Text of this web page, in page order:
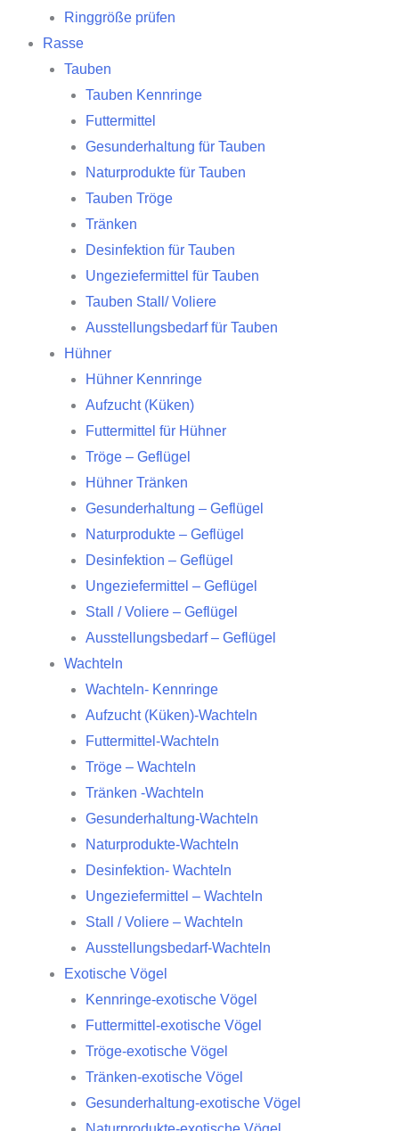
Ringgröße prüfen
Rasse
Tauben
Tauben Kennringe
Futtermittel
Gesunderhaltung für Tauben
Naturprodukte für Tauben
Tauben Tröge
Tränken
Desinfektion für Tauben
Ungeziefermittel für Tauben
Tauben Stall/ Voliere
Ausstellungsbedarf für Tauben
Hühner
Hühner Kennringe
Aufzucht (Küken)
Futtermittel für Hühner
Tröge – Geflügel
Hühner Tränken
Gesunderhaltung – Geflügel
Naturprodukte – Geflügel
Desinfektion – Geflügel
Ungeziefermittel – Geflügel
Stall / Voliere – Geflügel
Ausstellungsbedarf – Geflügel
Wachteln
Wachteln- Kennringe
Aufzucht (Küken)-Wachteln
Futtermittel-Wachteln
Tröge – Wachteln
Tränken -Wachteln
Gesunderhaltung-Wachteln
Naturprodukte-Wachteln
Desinfektion- Wachteln
Ungeziefermittel – Wachteln
Stall / Voliere – Wachteln
Ausstellungsbedarf-Wachteln
Exotische Vögel
Kennringe-exotische Vögel
Futtermittel-exotische Vögel
Tröge-exotische Vögel
Tränken-exotische Vögel
Gesunderhaltung-exotische Vögel